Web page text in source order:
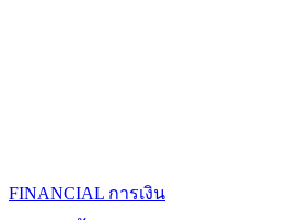
FINANCIAL การเงิน